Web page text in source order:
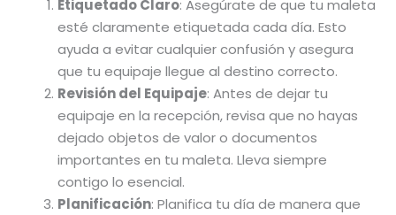
Etiquetado Claro: Asegúrate de que tu maleta
esté claramente etiquetada cada día. Esto
ayuda a evitar cualquier confusión y asegura
que tu equipaje llegue al destino correcto.
Revisión del Equipaje: Antes de dejar tu
equipaje en la recepción, revisa que no hayas
dejado objetos de valor o documentos
importantes en tu maleta. Lleva siempre
contigo lo esencial.
Planificación: Planifica tu día de manera que